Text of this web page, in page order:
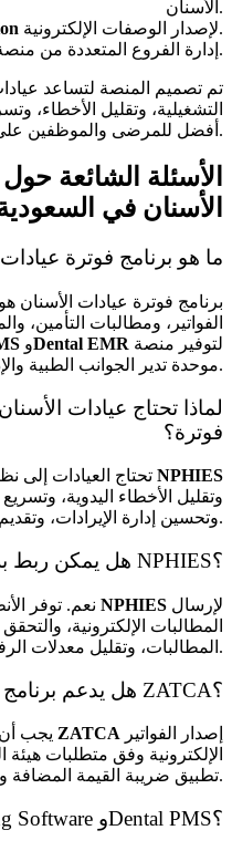
الأسنان.
لإصدار الوصفات الإلكترونية.
إدارة الفروع المتعددة من منصة واحدة.
تم تصميم المنصة لتساعد
التشغيلية، وتقليل الأخطاء،
أفضل للمرضى والموظفين على حد سواء.
الأسئلة الشائعة
الأسنان في
ما هو برنامج فوترة
برنامج فوترة عيادات
الفواتير، ومطالبات التأمين،
وDental EMR
موحدة تدير الجوانب الطبية والإدارية والمالية.
لماذا تحتاج عيادات
فوترة؟
NPHIES
وتحسين إدارة الإيرادات، وتقديم تجربة أفضل للمرضى.
هل يمكن ربط برنامج فوترة الأسنان مع NPHIES؟
NPHIES
المطالبات الإلكترونية،
المطالبات، وتقليل معدلات الرفض.
هل يدعم برنامج فوترة الأسنان متطلبات ZATCA؟
يجب برنامج فوترة متوافق مع ZATCA
الإلكترونية وفق متطلبات
تطبيق ضريبة القيمة المضافة وأرشفة الفواتير إلكترونياً.
ما الفرق بين Dental Billing Software وDental PMS؟